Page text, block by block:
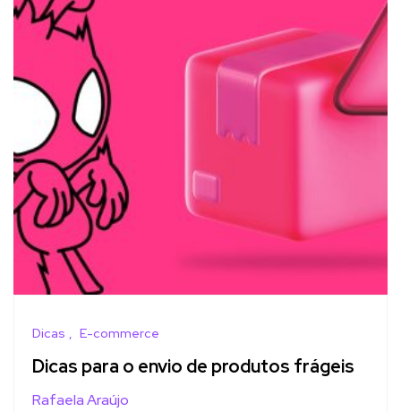
Dicas E-commerce
Dicas para o envio de produtos frágeis
Rafaela Araújo